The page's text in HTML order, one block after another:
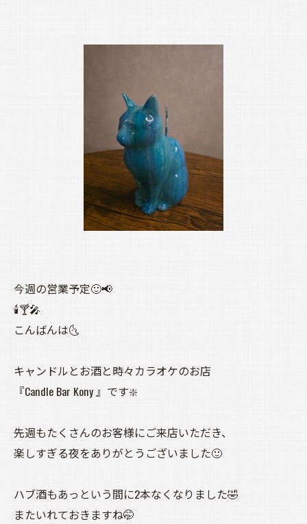
今週の営業予定🙂📢
🕯️🍸️🎤
こんばんは🌜️
キャンドルとお酒と時々カラオケのお店
『Candle Bar Kony 』です❇️
先週もたくさんのお客様にご来店いただき、
楽しすぎる夜をありがとうございました🙂
ハブ酒もあっという間に2本なくなりました🤣
またいれておきますね🤭